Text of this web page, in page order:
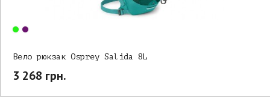
Вело рюкзак Osprey Salida 8L
3 268 грн.